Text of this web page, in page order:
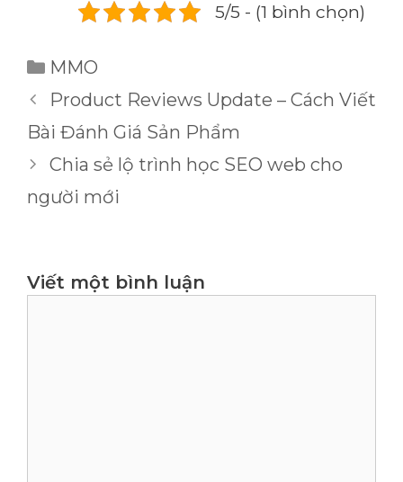
5/5 - (1 bình chọn)
Danh
mục
MMO
Product Reviews Update – Cách Viết
Bài Đánh Giá Sản Phẩm
Chia sẻ lộ trình học SEO web cho
người mới
Viết một bình luận